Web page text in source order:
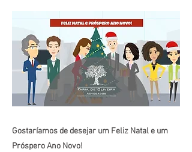
Gostaríamos de desejar um Feliz Natal e um
Próspero Ano Novo!